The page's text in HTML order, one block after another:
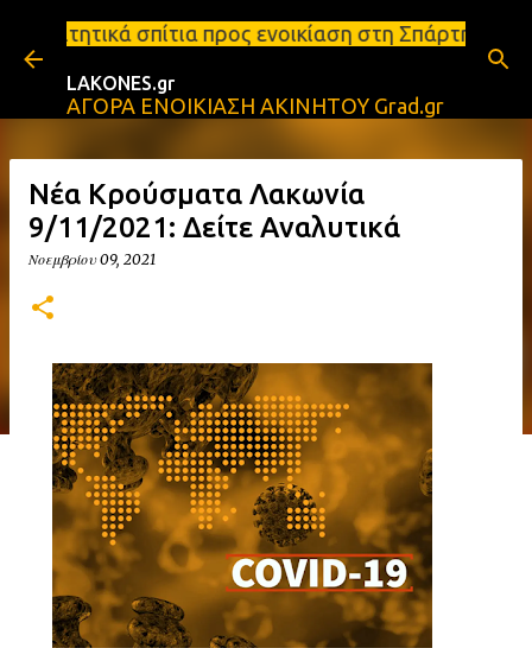
Μετάβαση στο κύριο περιεχόμενο
προς ενοικίαση στη Σπάρτη Ενοικιάσεις
LAKONES.gr
ΑΓΟΡΑ ΕΝΟΙΚΙΑΣΗ ΑΚΙΝΗΤΟΥ Grad.gr
Νέα Κρούσματα Λακωνία
9/11/2021: Δείτε Αναλυτικά
Νοεμβρίου 09, 2021